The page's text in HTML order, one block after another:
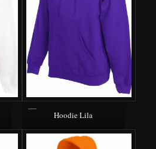
Hoodie Lila